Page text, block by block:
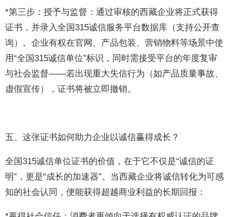
*第三步：授予与监督：通过审核的西藏企业将正式获得
证书，并录入全国315诚信服务平台数据库（支持公开查
询）。企业有权在官网、产品包装、营销物料等场景中使
用“全国315诚信单位”标识，同时需接受平台的年度复审
与社会监督——若出现重大失信行为（如产品质量事故、
虚假宣传），证书将被立即撤销。
五、这张证书如何助力企业以诚信赢得成长？
全国315诚信单位证书的价值，在于它不仅是“诚信的证
明”，更是“成长的加速器”。当西藏企业将诚信转化为可感
知的社会认同，便能获得超越商业利益的长期回报：